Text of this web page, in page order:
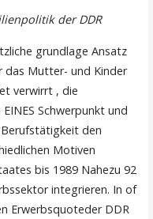
der DDR
grundlage Ansatz
das Mutter- und Kinder
verwirrt , die
Schwerpunkt und
den
Motiven
bis 1989 Nahezu 92
integrieren. In of
Erwerbsquoteder DDR